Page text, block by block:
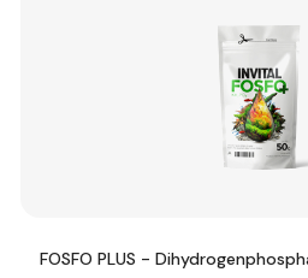
FOSFO PLUS -